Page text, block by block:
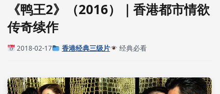
《鸭王2》（2016）｜香港都市情欲
传奇续作
2018-02-17 香港经典三级片 经典必看